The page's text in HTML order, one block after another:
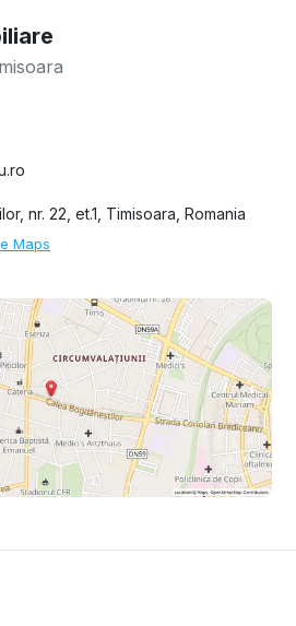
nr. 22, et.1, Timisoara, Romania
Maps